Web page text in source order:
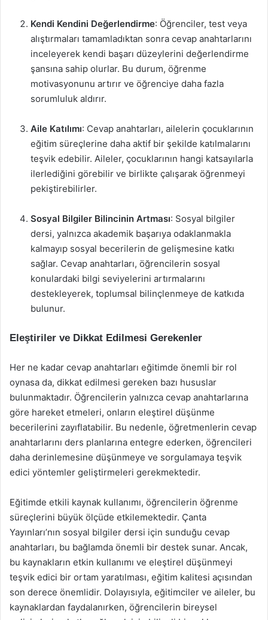
Kendi Kendini Değerlendirme: Öğrenciler, test veya
alıştırmaları tamamladıktan sonra cevap anahtarlarını
inceleyerek kendi başarı düzeylerini değerlendirme
şansına sahip olurlar. Bu durum, öğrenme
motivasyonunu artırır ve öğrenciye daha fazla
sorumluluk aldırır.
Aile Katılımı: Cevap anahtarları, ailelerin çocuklarının
eğitim süreçlerine daha aktif bir şekilde katılmalarını
teşvik edebilir. Aileler, çocuklarının hangi katsayılarla
ilerlediğini görebilir ve birlikte çalışarak öğrenmeyi
pekiştirebilirler.
Sosyal Bilgiler Bilincinin Artması: Sosyal bilgiler
dersi, yalnızca akademik başarıya odaklanmakla
kalmayıp sosyal becerilerin de gelişmesine katkı
sağlar. Cevap anahtarları, öğrencilerin sosyal
konulardaki bilgi seviyelerini artırmalarını
destekleyerek, toplumsal bilinçlenmeye de katkıda
bulunur.
Eleştiriler ve Dikkat Edilmesi Gerekenler
Her ne kadar cevap anahtarları eğitimde önemli bir rol
oynasa da, dikkat edilmesi gereken bazı hususlar
bulunmaktadır. Öğrencilerin yalnızca cevap anahtarlarına
göre hareket etmeleri, onların eleştirel düşünme
becerilerini zayıflatabilir. Bu nedenle, öğretmenlerin cevap
anahtarlarını ders planlarına entegre ederken, öğrencileri
daha derinlemesine düşünmeye ve sorgulamaya teşvik
edici yöntemler geliştirmeleri gerekmektedir.
Eğitimde etkili kaynak kullanımı, öğrencilerin öğrenme
süreçlerini büyük ölçüde etkilemektedir. Çanta
Yayınları’nın sosyal bilgiler dersi için sunduğu cevap
anahtarları, bu bağlamda önemli bir destek sunar. Ancak,
bu kaynakların etkin kullanımı ve eleştirel düşünmeyi
teşvik edici bir ortam yaratılması, eğitim kalitesi açısından
son derece önemlidir. Dolayısıyla, eğitimciler ve aileler, bu
kaynaklardan faydalanırken, öğrencilerin bireysel